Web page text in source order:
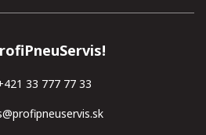
33 777 77 33